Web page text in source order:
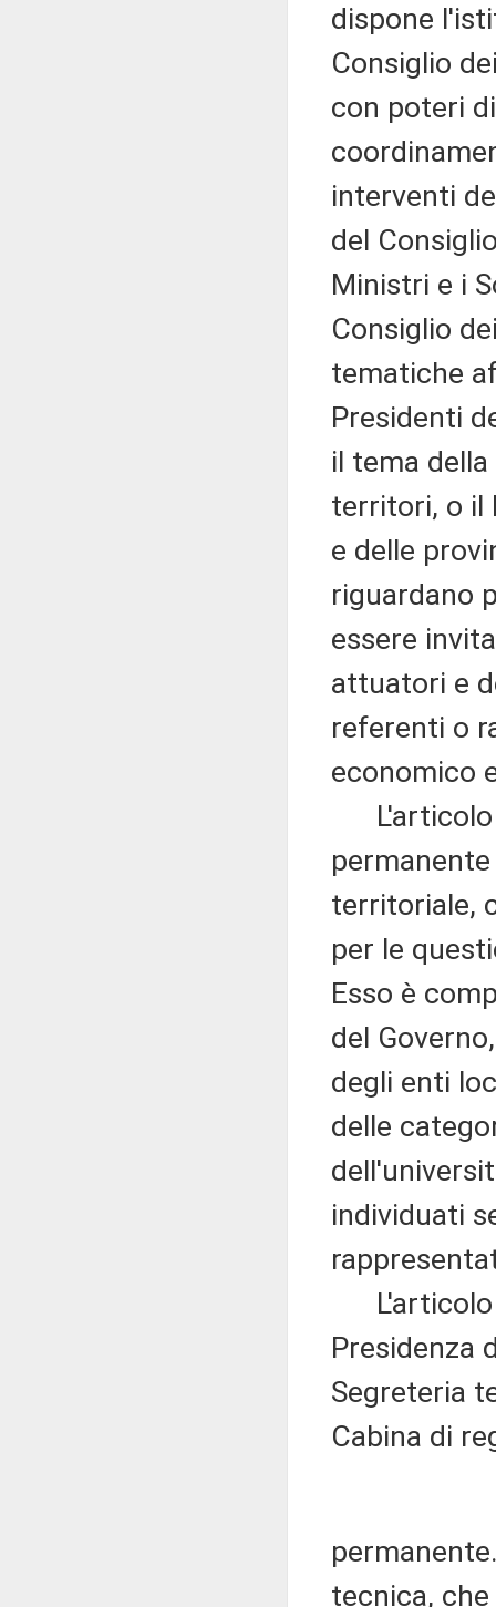
dispone
Consiglio
con poteri
interventi
del
Ministri e i
Consiglio
tematiche
Presidenti
il tema
territori, o il
e delle
riguardano
essere
attuatori e
referenti o
economico
L'articolo
territoriale,
per le
Esso è
del
degli enti
delle
individuati
L'articolo
Presidenza
Segreteria
Cabina di
tecnica,